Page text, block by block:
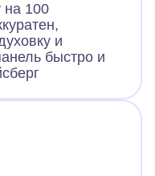
на 100
и
быстро и